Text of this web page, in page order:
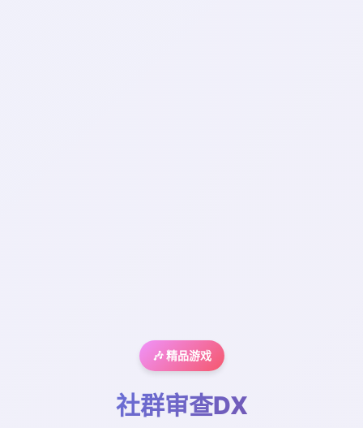
🎶 精品游戏
社群审查DX